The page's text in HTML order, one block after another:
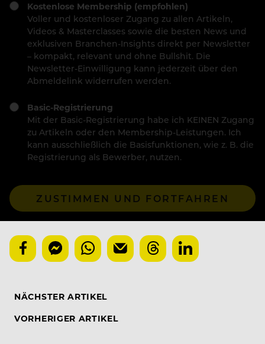
Kostenlose Membership (empfohlen)
Voller und kostenloser Zugang zu allen Artikeln,
Videos & Masterclasses sowie die besten News und
exklusiven Branchen-Insights direkt per Newsletter
– kompakt, relevant und ohne Bullshit. Die
Newsletter-Einwilligung kann jederzeit über den
Abmeldelink widerrufen werden.
Basic-Registrierung
Mit der Basic-Registrierung habe ich KEINEN Zugang
zu Artikeln oder den Membership-Leistungen. Ich
kann ausschließlich die Basisfunktionen, wie z. B. die
Registrierung als Bewerber, nutzen.
ZUSTIMMEN UND FORTFAHREN
NÄCHSTER ARTIKEL
VORHERIGER ARTIKEL